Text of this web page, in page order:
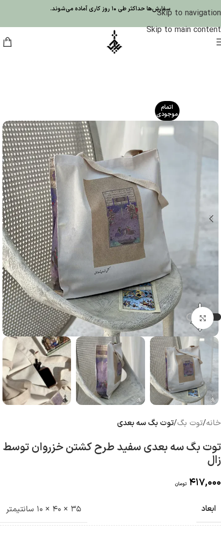
Skip to navigation
Skip to main content
سفارش‌ها حداکثر طی 10 روز کاری آماده می‌شوند.
اتمام
موجودی
بزرگنمایی تصویر
خانه توت بگ توت بگ سه بعدی
توت بگ سه بعدی سفید طرح کشتن خزروان توسط
زال
417,000 تومان
ابعاد 35 × 40 × 10 سانتیمتر